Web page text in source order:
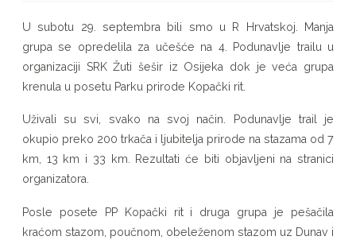
Kopački
rit,
Erdut
U subotu 29. septembra bili smo u R Hrvatskoj. Manja
grupa se opredelila za učešće na 4. Podunavlje trailu u
organizaciji SRK Žuti šešir iz Osijeka dok je veća grupa
krenula u posetu Parku prirode Kopački rit.
Uživali su svi, svako na svoj način. Podunavlje trail je
okupio preko 200 trkača i ljubitelja prirode na stazama od 7
km, 13 km i 33 km. Rezultati će biti objavljeni na stranici
organizatora.
Posle posete PP Kopački rit i druga grupa je pešačila
kraćom stazom, poučnom, obeleženom stazom uz Dunav i